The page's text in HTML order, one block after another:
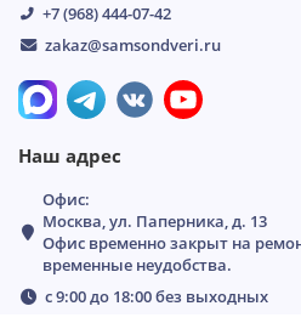
+7 (968) 444-07-42
zakaz@samsondveri.ru
Наш адрес
Офис:
Москва, ул. Паперника, д. 13
Офис временно закрыт на
временные неудобства.
с 9:00 до 18:00 без выходных